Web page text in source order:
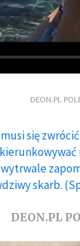
DEON.PL
się
skarb.
DEON.PL